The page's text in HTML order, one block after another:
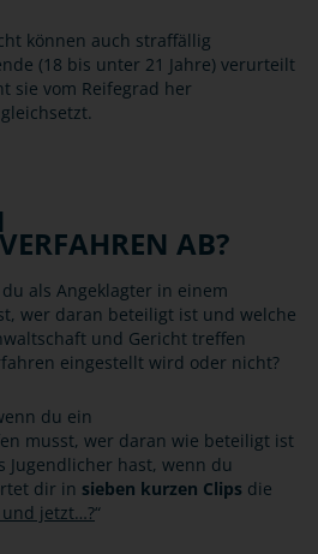
können auch straffällig
(18 bis unter 21 Jahre) verurteilt
sie vom Reifegrad her
AB?
als Angeklagter in einem
wer daran beteiligt ist und welche
und Gericht treffen
eingestellt wird oder nicht?
du ein
musst, wer daran wie beteiligt ist
Jugendlicher hast, wenn du
dir in sieben kurzen Clips die
und jetzt…?“